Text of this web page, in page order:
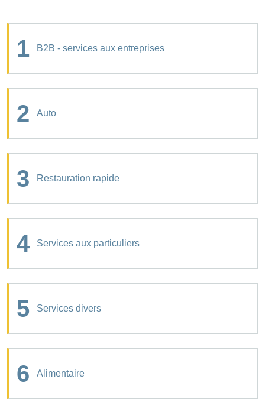
1 B2B - services aux entreprises
2 Auto
3 Restauration rapide
4 Services aux particuliers
5 Services divers
6 Alimentaire